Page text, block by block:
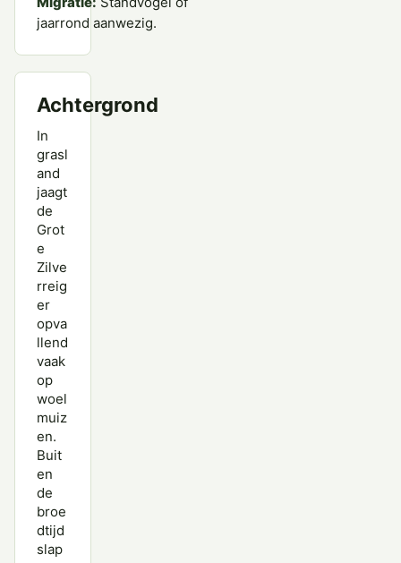
jaarrond aanwezig.
Achtergrond
In
grasl
and
jaagt
de
Grot
e
Zilve
rreig
er
opva
llend
vaak
op
woel
muiz
en.
Buit
en
de
broe
dtijd
slap